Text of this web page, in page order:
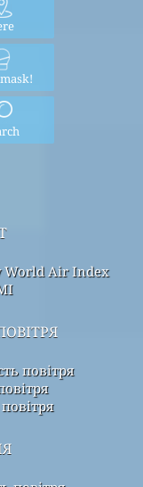
World Air Index
повітря